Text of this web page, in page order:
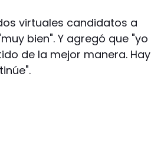
virtuales candidatos a
bien". Y agregó que "yo
de la mejor manera. Hay